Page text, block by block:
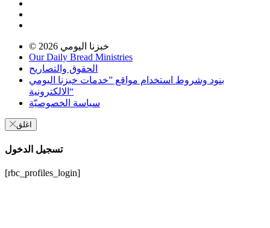
© 2026
Our Daily Bread Ministries
الحقوق والتصاريح
بنود وشروط استخدام مواقع ”خدمات خبزنا اليومي
الالكترونية“
سياسة الخصوصيّة
اغلق
تسجيل الدخول
[rbc_profiles_login]